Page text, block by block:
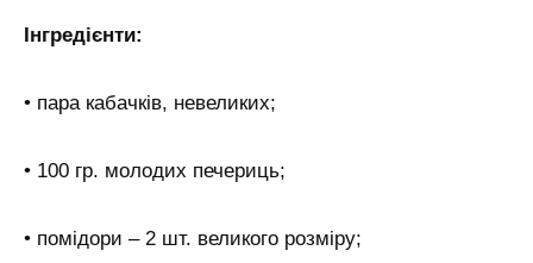
Інгредієнти:
• пара кабачків, невеликих;
• 100 гр. молодих печериць;
• помідори – 2 шт. великого розміру;